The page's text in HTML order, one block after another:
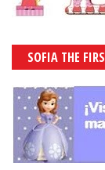
SOFIA THE